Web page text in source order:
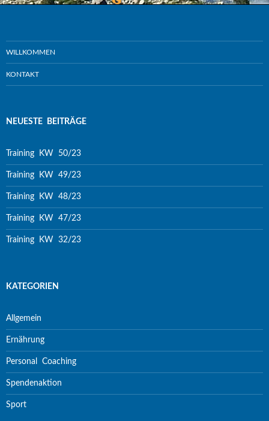
WILLKOMMEN
KONTAKT
NEUESTE BEITRÄGE
Training KW 50/23
Training KW 49/23
Training KW 48/23
Training KW 47/23
Training KW 32/23
KATEGORIEN
Allgemein
Ernährung
Personal Coaching
Spendenaktion
Sport